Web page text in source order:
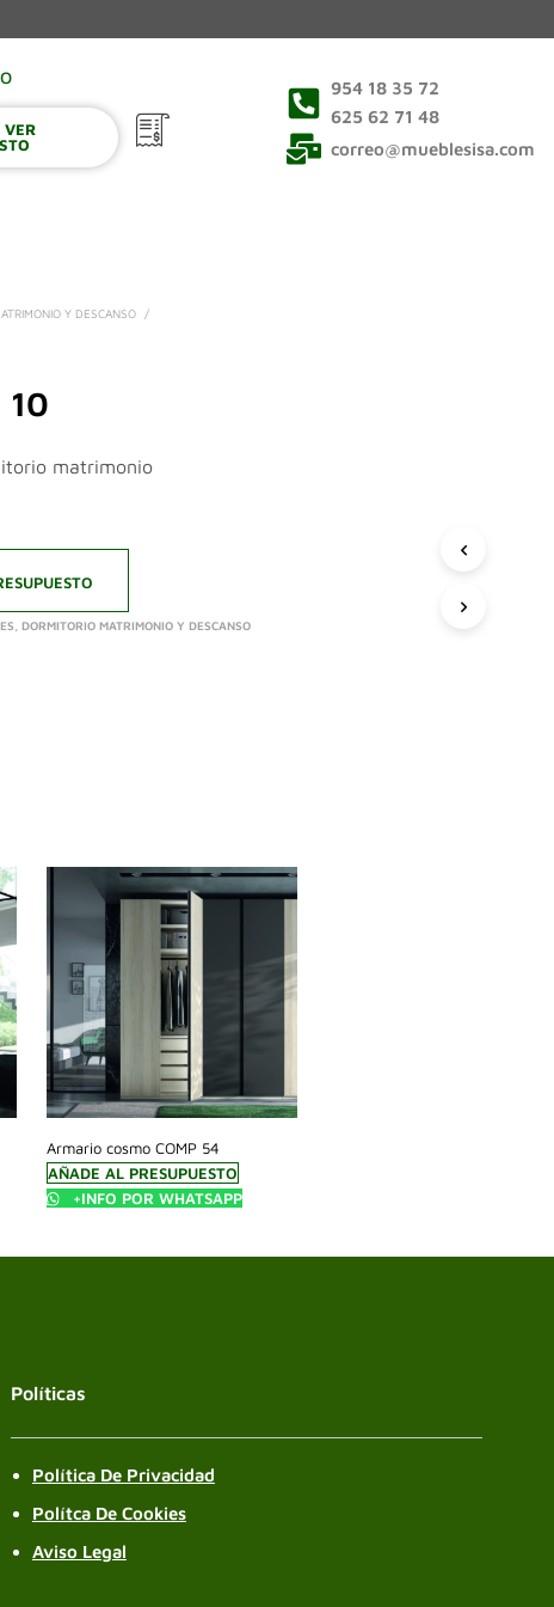
VER
954 18 35 72
625 62 71 48
correo@mueblesisa.com
Y DESCANSO
/
10
matrimonio
,DORMITORIO MATRIMONIO Y DESCANSO
Armario cosmo COMP 54
AÑADE AL PRESUPUESTO
+INFO POR WHATSAPP
Políticas
Política De Privacidad
Polítca De Cookies
Aviso Legal